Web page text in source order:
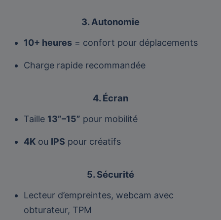
3. Autonomie
10+ heures = confort pour déplacements
Charge rapide recommandée
4. Écran
Taille 13”–15” pour mobilité
4K ou IPS pour créatifs
5. Sécurité
Lecteur d’empreintes, webcam avec
obturateur, TPM